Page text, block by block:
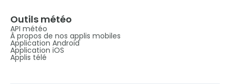
Outils météo
API météo
À propos de nos applis mobiles
Application Android
Application iOS
Applis télé